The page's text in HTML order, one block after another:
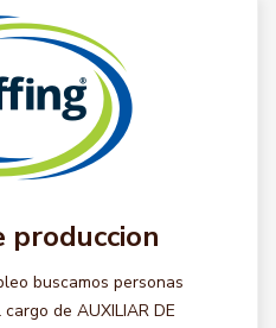
produccion
buscamos personas
de AUXILIAR DE